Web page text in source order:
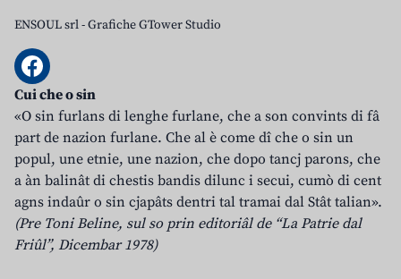
ENSOUL srl-Grafiche GTower Studio
Cui che o sin
«O sin furlans di lenghe furlane, che a son convints di fâ
part de nazion furlane. Che al è come dî che o sin un
popul, une etnie, une nazion, che dopo tancj parons, che
a àn balinât di chestis bandis dilunc i secui, cumò di cent
agns indaûr o sin cjapâts dentri tal tramai dal Stât talian».
(Pre Toni Beline, sul so prin editoriâl de “La Patrie dal
Friûl”, Dicembar 1978)